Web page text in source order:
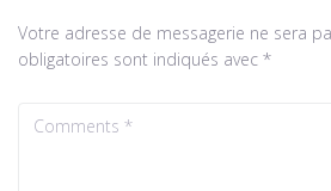
Votre adresse de messagerie ne sera
obligatoires sont indiqués avec *